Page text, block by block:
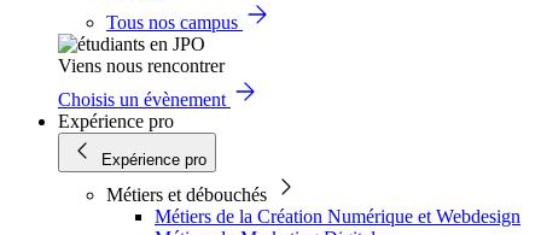
Tous nos campus
Viens nous rencontrer
Choisis un évènement
Expérience pro
Expérience pro
Métiers et débouchés
Métiers de la Création Numérique et Webdesign